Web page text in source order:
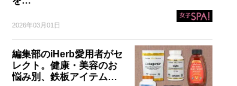
2026年03月01日
編集部のiHerb愛用者がセ
レクト。健康・美容のお
悩み別、鉄板アイテム…